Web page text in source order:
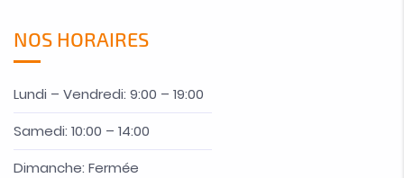
NOS HORAIRES
Lundi – Vendredi: 9:00 – 19:00
Samedi: 10:00 – 14:00
Dimanche: Fermée